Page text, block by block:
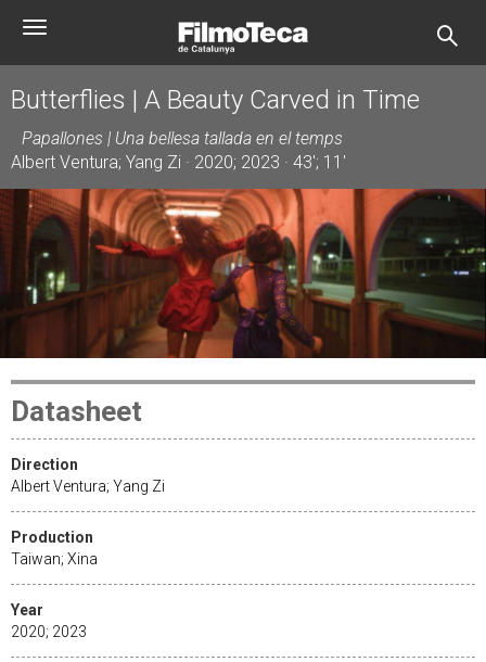
Toggle
Butterflies | A Beauty Carved in Time
Papallones | Una bellesa tallada en el temps
Albert Ventura; Yang Zi · 2020; 2023 · 43'; 11'
Datasheet
Direction
Albert Ventura; Yang Zi
Production
Taiwan; Xina
Year
2020; 2023